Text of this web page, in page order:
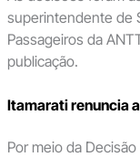
superintendente de
Passageiros da
publicação.
Itamarati renuncia
Por meio da